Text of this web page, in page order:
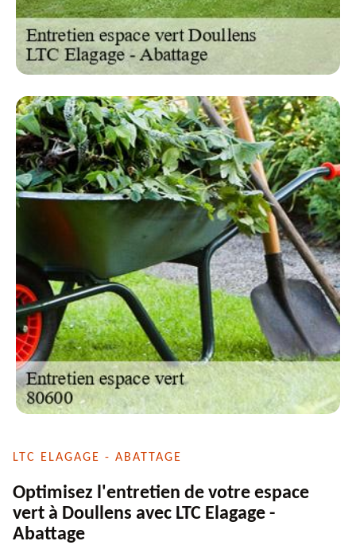
LTC ELAGAGE - ABATTAGE
Optimisez l'entretien de votre espace
vert à Doullens avec LTC Elagage -
Abattage